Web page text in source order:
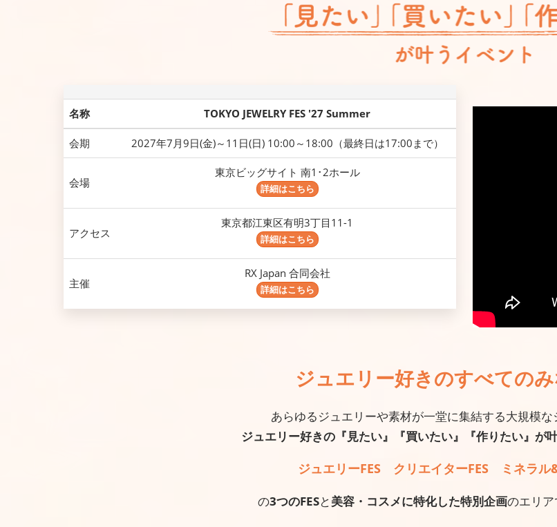
名称 TOKYO JEWELRY FES '27 Summer
会期 2027年7月9日(金)～11日(日) 10:00～18:00（最終日は17:00まで）
会場
東京ビッグサイト 南1･2ホール
詳細はこちら
アクセス
東京都江東区有明3丁目11-1​
詳細はこちら
主催
RX Japan 合同会社
詳細はこちら
ジュエリー好きのすべての
あらゆるジュエリーや素材が一堂に集結する大規模な
ジュエリー好きの『見たい』『買いたい』『作りたい』が
ジュエリーFES クリエイターFES ミネラル
の3つのFESと美容・コスメに特化した特別企画のエリア